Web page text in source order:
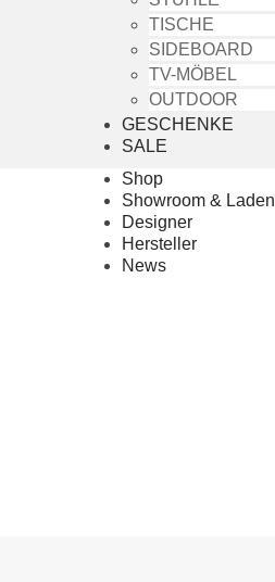
TISCHE
SIDEBOARD
TV-MÖBEL
OUTDOOR
GESCHENKE
SALE
Shop
Showroom & Laden
Designer
Hersteller
News